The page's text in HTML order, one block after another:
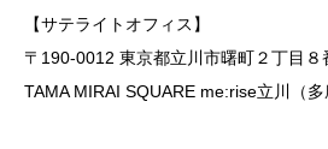
【サテライトオフィス】
〒190-0012 東京都立川市曙町２丁目８
TAMA MIRAI SQUARE me:rise立川（多